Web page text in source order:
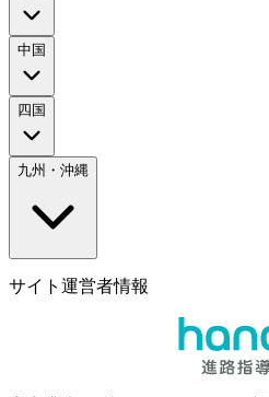
中国
四国
九州・沖縄
サイト運営者情報